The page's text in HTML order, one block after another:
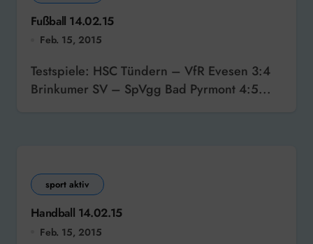
Fußball 14.02.15
Feb. 15, 2015
Testspiele: HSC Tündern – VfR Evesen 3:4
Brinkumer SV – SpVgg Bad Pyrmont 4:5...
sport aktiv
Handball 14.02.15
Feb. 15, 2015